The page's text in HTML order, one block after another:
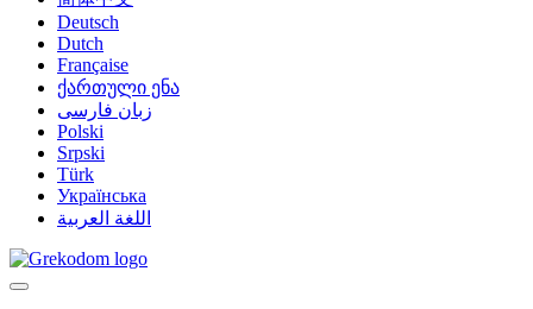
Deutsch
Dutch
Française
ქართული ენა
زبان فارسی
Polski
Srpski
Türk
Українська
اللغة العربية